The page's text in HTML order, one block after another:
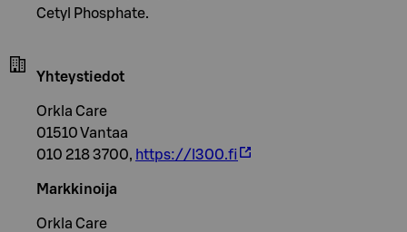
Cetyl Phosphate.
Yhteystiedot
Orkla Care
01510 Vantaa
010 218 3700, https://l300.fi
Markkinoija
Orkla Care